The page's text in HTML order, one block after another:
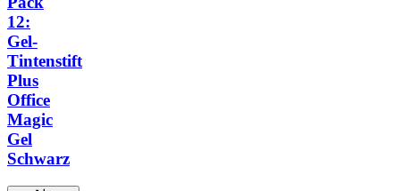
12:
Gel-
Tintenstift
Plus
Office
Magic
Gel
Schwarz